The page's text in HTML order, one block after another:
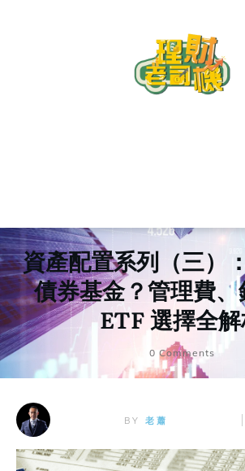
資產配置系列（三）
債券基金？管理費
ETF 選擇全
0 Comments
BY 老蕭